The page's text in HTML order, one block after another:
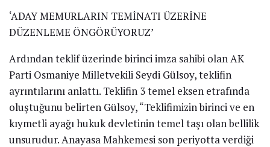
‘ADAY MEMURLARIN TEMİNATI ÜZERİNE
DÜZENLEME ÖNGÖRÜYORUZ’
Ardından teklif üzerinde birinci imza sahibi olan AK
Parti Osmaniye Milletvekili Seydi Gülsoy, teklifin
ayrıntılarını anlattı. Teklifin 3 temel eksen etrafında
oluştuğunu belirten Gülsoy, “Teklifimizin birinci ve en
kıymetli ayağı hukuk devletinin temel taşı olan bellilik
unsurudur. Anayasa Mahkemesi son periyotta verdiği